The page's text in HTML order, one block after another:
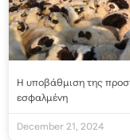
Η υποβάθμιση της
εσφαλμένη
December 21, 2024